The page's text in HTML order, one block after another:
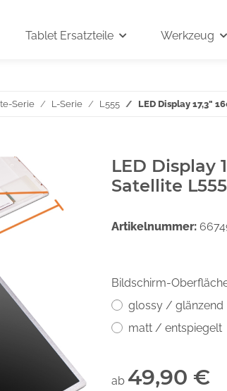
Tablet Ersatzteile Werkzeug
Serie L-Serie L555 LED Display 17,3"
LED Display
Satellite L555
Artikelnummer:
Bildschirm-
glossy / glänzend
matt / entspiegelt
ab 49,90 €